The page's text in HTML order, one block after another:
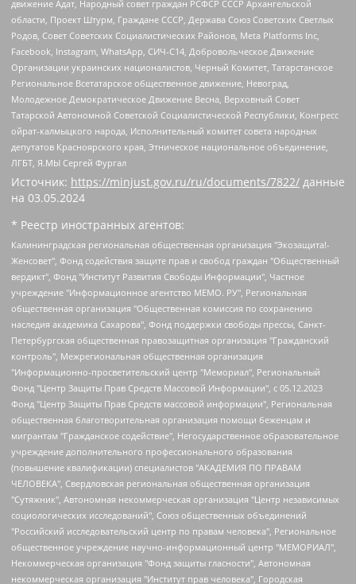
движение Адат, Народный совет граждан РСФСР СССР Архангельской
области, Проект Штурм, Граждане СССР, Держава Союз Советских Светлых
Родов, Совет Советских Социалистических Районов, Meta Platforms Inc,
Facebook, Instagram, WhatsApp, СИЧ-С14, Добровольческое Движение
Организации украинских националистов, Черный Комитет, Татарстанское
Региональное Всетатарское общественное движение, Невоград,
Молодежное Демократическое Движение Весна, Верховный Совет
Татарской Автономной Советской Социалистической Республики, Конгресс
ойрат-калмыцкого народа, Исполнительный комитет совета народных
депутатов Красноярского края, Этническое национальное объединение,
ЛГБТ, Я.МЫ Сергей Фургал
Источник: https://minjust.gov.ru/ru/documents/7822/ данные
на 03.05.2024
* Реестр иностранных агентов:
Калининградская региональная общественная организация "Экозащита!-Женсовет", Фонд содействия защите прав и свобод граждан "Общественный вердикт", Фонд "Институт Развития Свободы Информации", Частное учреждение "Информационное агентство МЕМО. РУ", Региональная общественная организация "Общественная комиссия по сохранению наследия академика Сахарова", Фонд поддержки свободы прессы, Санкт-Петербургская общественная правозащитная организация "Гражданский контроль", Межрегиональная общественная организация "Информационно-просветительский центр "Мемориал", Региональный Фонд "Центр Защиты Прав Средств Массовой Информации", с 05.12.2023 Фонд "Центр Защиты Прав Средств массовой информации", Региональная общественная благотворительная организация помощи беженцам и мигрантам "Гражданское содействие", Негосударственное образовательное учреждение дополнительного профессионального образования (повышение квалификации) специалистов "АКАДЕМИЯ ПО ПРАВАМ ЧЕЛОВЕКА", Свердловская региональная общественная организация "Сутяжник", Автономная некоммерческая организация "Центр независимых социологических исследований", Союз общественных объединений "Российский исследовательский центр по правам человека", Региональное общественное учреждение научно-информационный центр "МЕМОРИАЛ", Некоммерческая организация "Фонд защиты гласности", Автономная некоммерческая организация "Институт прав человека", Городская общественная организация "Екатеринбургское общество "МЕМОРИАЛ", Городская общественная организация "Рязанское историко-просветительское и правозащитное общество "Мемориал" (Рязанский Мемориал), Челябинский региональный орган общественной самодеятельности – женское общественное объединение "Женщины Евразии", Челябинский региональный орган общественной самодеятельности "Уральская правозащитная группа", Фонд содействия защите здоровья и социальной справедливости имени Андрея Рылькова, Автономная Некоммерческая Организация "Аналитический Центр Юрия Левады", Автономная некоммерческая организация социальной поддержки населения "Проект Апрель", Региональная общественная организация помощи женщинам и детям, находящимся в кризисной ситуации "Информационно-методический центр "Анна", Фонд содействия развитию массовых коммуникаций и правовому просвещению "Так-так-Так", Фонд содействия устойчивому развитию "Серебряная тайга", Свердловский региональный общественный фонд социальных проектов "Новое время", "Idel.Реалии", Кавказ.Реалии, Крым.Реалии, Телеканал Настоящее Время, Татаро-башкирская служба Радио Свобода (Azatliq Radiosi), Радио Свободная Европа/Радио Свобода (PCE/PC), "Сибирь.Реалии", "Фактограф", Благотворительный фонд помощи осужденным и их семьям, Автономная некоммерческая организация "Институт глобализации и социальных движений", Фонд "В защиту прав заключенных", Частное учреждение "Центр поддержки и содействия развитию средств массовой информации", Пензенский региональный общественный благотворительный фонд "Гражданский союз", "Север.Реалии", Некоммерческая организация Фонд "Правовая инициатива", Общество с ограниченной ответственностью "Радио Свободная Европа/Радио Свобода", Чешское информационное агентство "MEDIUM-ORIENT", Красноярская региональная общественная организация "Мы против СПИДа", Камалягин Денис Николаевич, Маркелов Сергей Евгеньевич, Пономарев Лев Александрович, Савицкая Людмила Алексеевна, Автономная некоммерческая организация "Центр по работе с проблемой насилия "НАСИЛИЮ.НЕТ", Межрегиональный профессиональный союз работников здравоохранения "Альянс врачей", Юридическое лицо, зарегистрированное в Латвийской Республике, SIA "Medusa Project" (регистрационный номер 40103797863, дата регистрации 10.06.2014), Некоммерческая организация "Фонд по борьбе с коррупцией", Автономная некоммерческая организация "Институт права и публичной политики", Баданин Роман Сергеевич, Гликин Максим Александрович, Железнова Мария Михайловна, Лукьянова Юлия Сергеевна, Маетная Елизавета Витальевна, Маняхин Петр Борисович, Чуракова Ольга Владимировна, Ярош Юлия Петровна, Юридическое лицо "The Insider SIA", зарегистрированное в Риге, Латвийская Республика (дата регистрации 26.06.2015), являющееся администратором доменного имени интернет-издания "The Insider SIA", https://theins.ru, Постернак Алексей Евгеньевич, Рубин Михаил Аркадьевич, Анин Роман Александрович, Юридическое лицо Istories fonds, зарегистрированное в Латвийской Республике (регистрационный номер 50008295751, дата регистрации 24.02.2020), Великовский Дмитрий Александрович, Долинина Ирина Николаевна, Мароховская Алеся Алексеевна, Шлейнов Роман Юрьевич, Шмагун Олеся Валентиновна, Общество с ограниченной ответственностью "Альтаир 2021", Общество с ограниченной ответственностью "Вега 2021", Общество с ограниченной ответственностью "Главный редактор 2021", Общество с ограниченной ответственностью "Ромашки монолит", Важенков Артем Валерьевич, Ивановская областная общественная организация "Центр гендерных исследований", Гурман Юрий Альбертович, Медиапроект "ОВД-Инфо", Егоров Владимир Владимирович, Жилинский Владимир Александрович, Общество с ограниченной ответственностью "ЗП", Иванова София Юрьевна, Карезина Инна Павловна, Кильтау Екатерина Викторовна, Петров Алексей Викторович, Пискунов Сергей Евгеньевич, Смирнов Сергей Сергеевич, Тихонов Михаил Сергеевич, Общество с ограниченной ответственностью "ЖУРНАЛИСТ-ИНОСТРАННЫЙ АГЕНТ", Арапова Галина Юрьевна, Вольтская Татьяна Анатольевна, Американская компания "Mason G.E.S. Anonymous Foundation" (США), являющаяся владельцем интернет-издания https://mnews.world/, Компания "Stichting Bellingcat", зарегистрированная в Нидерландах (дата регистрации 11.07.2018), Захаров Андрей Вячеславович, Клепиковская Екатерина Дмитриевна, Общество с ограниченной ответственностью "МЕМО", Перл Роман Александрович, Симонов Евгений Алексеевич, Соловьева Елена Анатольевна, Сотников Даниил Владимирович, Сурначева Елизавета Дмитриевна, Автономная некоммерческая организация по защите прав человека и информированию населения "Якутия – Наше Мнение", Общество с ограниченной ответственностью "Москоу диджитал медиа", с 26.01.2023 Общество с ограниченной ответственностью "Чайка Белые сады", Ветошкина Валерия Валерьевна, Заговора Максим Александрович, Межрегиональное общественное движение "Российская ЛГБТ - сеть", Оленичев Максим Владимирович, Павлов Иван Юрьевич, Скворцова Елена Сергеевна, Общество с ограниченной ответственностью "Как бы инагент", Кочетков Игорь Викторович, Общество с ограниченной ответственностью "Честные выборы", Еланчик Олег Александрович, Общество с ограниченной ответственностью "Нобелевский призыв", Гималова Регина Эмилевна, Григорьев Андрей Валерьевич, Григорьева Алина Александровна, Ассоциация по содействию защите прав призывников, альтернативнослужащих и военнослужащих "Правозащитная группа "Гражданин.Армия.Право", Хисамова Регина Фаритовна, Автономная некоммерческая организация по реализации социально-правовых программ "Лилит", Дальневосточное общественное движение "Маяк", Санкт-Петербургская ЛГБТ-инициативная группа "Выход", Инициативная группа ЛГБТ+ "Реверс", Алексеев Андрей Викторович, Бекбулатова Таисия Львовна, Беляев Иван Михайлович, Владыкина Елена Сергеевна, Гельман Марат Александрович, Никульшина Вероника Юрьевна, Толоконникова Надежда Андреевна, Шендерович Виктор Анатольевич, Общество с ограниченной ответственностью "Данное сообщение", Общество с ограниченной ответственностью Издательский дом "Новая глава", Айнбиндер Александра Александровна, Московский комьюнити-центр для ЛГБТ+инициатив, Благотворительный фонд развития филантропии, Deutsche Welle (Германия, Kurt-Schumacher-Strasse 3, 53113 Bonn), Борзунова Мария Михайловна, Воробьев Виктор Викторович, Голубева Анна Львовна, Константинова Алла Михайловна, Малкова Ирина Владимировна, Мурадов Мурад Абдулгалимович, Осетинская Елизавета Николаевна, Понасенков Евгений Николаевич, Ганапольский Матвей Юрьевич, Киселев Евгений Алексеевич, Борухович Ирина Григорьевна, Дремин Иван Тимофеевич, Дубровский Дмитрий Викторович, Красноярская региональная общественная организация поддержки и развития альтернативных образовательных технологий и межкультурных коммуникаций "ИНТЕРРА", Маяковская Екатерина Алексеевна, Фейгин Марк Захарович, Филимонов Андрей Викторович, Дзугкоева Регина Николаевна, Доброхотов Роман Александрович, Дудь Юрий Александрович, Елкин Сергей Владимирович, Кругликов Кирилл Игоревич, Сабунаева Мария Леонидовна, Семенов Алексей Владимирович, Шаинян Карен Багратович, Шульман Екатерина Михайловна, Асафьев Артур Валерьевич, Вахштайн Виктор Семенович, Венедиктов Алексей Алексеевич, Лушникова Екатерина Евгеньевна, Волков Леонид Михайлович, Невзоров Александр Глебович, Пархоменко Сергей Борисович, Сироткин Ярослав Николаевич, Кара-Мурза Владимир Владимирович, Баранова Наталья Владимировна, Гозман Леонид Яковлевич, Кагарлицкий Борис Юльевич, Климарев Михаил Валерьевич, Милов Владимир Станиславович, Автономная некоммерческая организация Краснодарский центр современного искусства "Типография", Моргенштерн Алишер Тагирович, Соболь Любовь Эдуардовна, Общество с ограниченной ответственностью "ЛИЗА НОРМ", Каспаров Гарри Кимович, Ходорковский Михаил Борисович, Общество с ограниченной ответственностью "Апрельские тезисы", Данилович Ирина Брониславовна, Кашин Олег Владимирович, Петров Николай Владимирович, Пивоваров Алексей Владимирович, Соколов Михаил Владимирович, Цветкова Юлия Владимировна, Чичваркин Евгений Александрович, Комитет против пыток/Команда против пыток, Общество с ограниченной ответственностью "Первый научный", Общество с ограниченной ответственностью "Вертолет и ко", Белоцерковская Вероника Борисовна, Кац Максим Евгеньевич, Лазарева Татьяна Юрьевна, Шаведдинов Руслан Табризович, Яшин Илья Валерьевич, Общество с ограниченной ответственностью "Иноагент ААВ", Алешковский Дмитрий Петрович, Альбац Евгения Марковна, Быков Дмитрий Львович, Галямина Юлия Евгеньевна, Лойко Сергей Леонидович, Мартынов Кирилл Константинович, Медведев Сергей Александрович, Крашенинников Федор Геннадиевич, Гордеева Катерина Вл